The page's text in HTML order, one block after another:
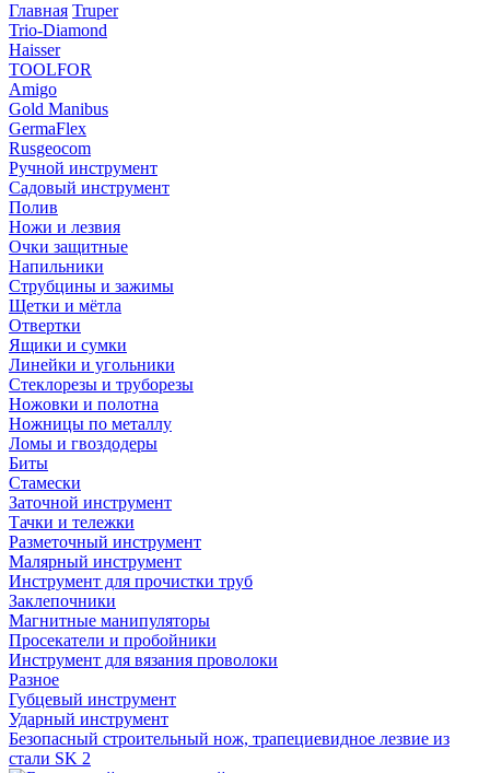
Главная Truper
Trio-Diamond
Haisser
TOOLFOR
Amigo
Gold Manibus
GermaFlex
Rusgeocom
Ручной инструмент
Садовый инструмент
Полив
Ножи и лезвия
Очки защитные
Напильники
Струбцины и зажимы
Щетки и мётла
Отвертки
Ящики и сумки
Линейки и угольники
Стеклорезы и труборезы
Ножовки и полотна
Ножницы по металлу
Ломы и гвоздодеры
Биты
Стамески
Заточной инструмент
Тачки и тележки
Разметочный инструмент
Малярный инструмент
Инструмент для прочистки труб
Заклепочники
Магнитные манипуляторы
Просекатели и пробойники
Инструмент для вязания проволоки
Разное
Губцевый инструмент
Ударный инструмент
Безопасный строительный нож, трапециевидное лезвие из
стали SK 2